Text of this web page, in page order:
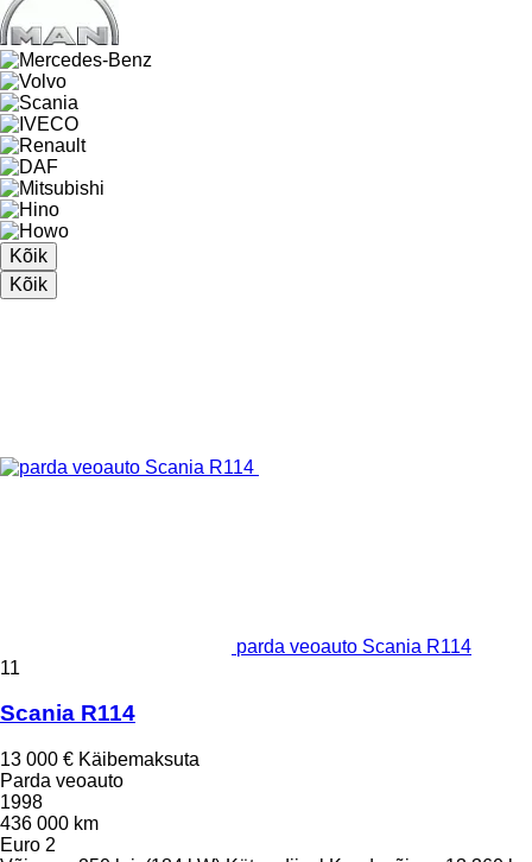
Kõik
Kõik
parda veoauto Scania R114
11
Scania R114
13 000 € Käibemaksuta
Parda veoauto
1998
436 000 km
Euro 2